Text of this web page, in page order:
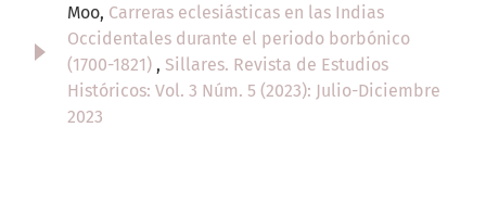
Moo, Carreras eclesiásticas en las Indias
Occidentales durante el periodo borbónico
(1700-1821) , Sillares. Revista de Estudios
Históricos: Vol. 3 Núm. 5 (2023): Julio-Diciembre
2023